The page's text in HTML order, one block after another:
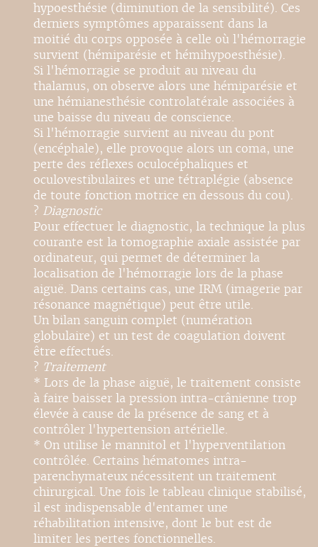
hypoesthésie (diminution de la sensibilité). Ces
derniers symptômes apparaissent dans la
moitié du corps opposée à celle où l'hémorragie
survient (hémiparésie et hémihypoesthésie).
Si l'hémorragie se produit au niveau du
thalamus, on observe alors une hémiparésie et
une hémianesthésie controlatérale associées à
une baisse du niveau de conscience.
Si l'hémorragie survient au niveau du pont
(encéphale), elle provoque alors un coma, une
perte des réflexes oculocéphaliques et
oculovestibulaires et une tétraplégie (absence
de toute fonction motrice en dessous du cou).
? Diagnostic
Pour effectuer le diagnostic, la technique la plus
courante est la tomographie axiale assistée par
ordinateur, qui permet de déterminer la
localisation de l'hémorragie lors de la phase
aiguë. Dans certains cas, une IRM (imagerie par
résonance magnétique) peut être utile.
Un bilan sanguin complet (numération
globulaire) et un test de coagulation doivent
être effectués.
? Traitement
* Lors de la phase aiguë, le traitement consiste
à faire baisser la pression intra-crânienne trop
élevée à cause de la présence de sang et à
contrôler l'hypertension artérielle.
* On utilise le mannitol et l'hyperventilation
contrôlée. Certains hématomes intra-
parenchymateux nécessitent un traitement
chirurgical. Une fois le tableau clinique stabilisé,
il est indispensable d'entamer une
réhabilitation intensive, dont le but est de
limiter les pertes fonctionnelles.